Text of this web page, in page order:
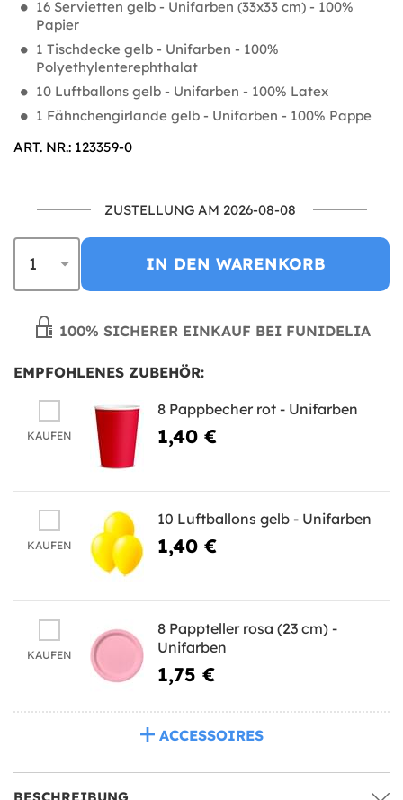
16 Servietten gelb - Unifarben (33x33 cm) - 100%
Papier
1 Tischdecke gelb - Unifarben - 100%
Polyethylenterephthalat
10 Luftballons gelb - Unifarben - 100% Latex
1 Fähnchengirlande gelb - Unifarben - 100% Pappe
ART. NR.: 123359-0
ZUSTELLUNG AM 2026-08-08
IN DEN WARENKORB
100% SICHERER EINKAUF BEI FUNIDELIA
EMPFOHLENES ZUBEHÖR:
KAUFEN
8 Pappbecher rot - Unifarben
1,40 €
KAUFEN
10 Luftballons gelb - Unifarben
1,40 €
KAUFEN
8 Pappteller rosa (23 cm) -
Unifarben
1,75 €
ACCESSOIRES
BESCHREIBUNG